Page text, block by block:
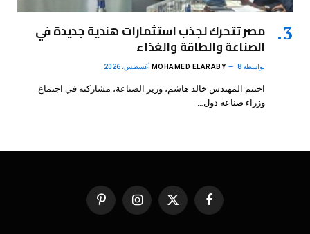
مصر تتحرك لجذب استثمارات هندية جديدة في
الصناعة والطاقة والغذاء
بواسطة MOHAMED ELARABY 8 أغسطس، 2026
اختتم المهندس خالد هاشم، وزير الصناعة، مشاركته في اجتماع
وزراء صناعة دول…
فيسبوك
X
(Twitter)
الانستغرامبينتيريست